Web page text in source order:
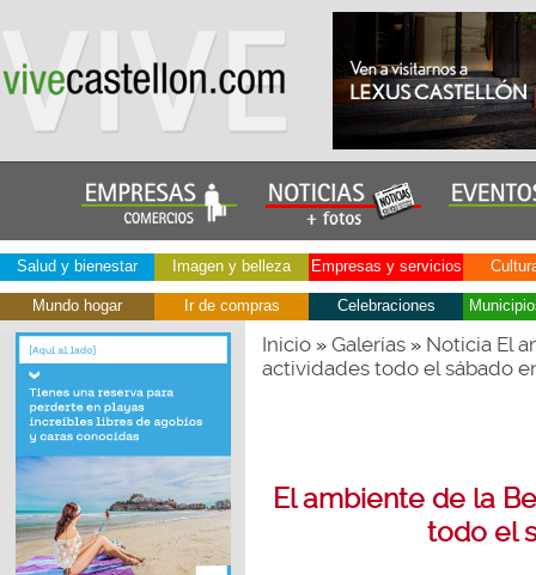
Salud y bienestar Imagen y belleza Empresas y servicios
Mundo hogar Ir de compras Celebraciones
Inicio» Galerías» Noticia El
actividades todo el sábado
El ambiente de la
todo el